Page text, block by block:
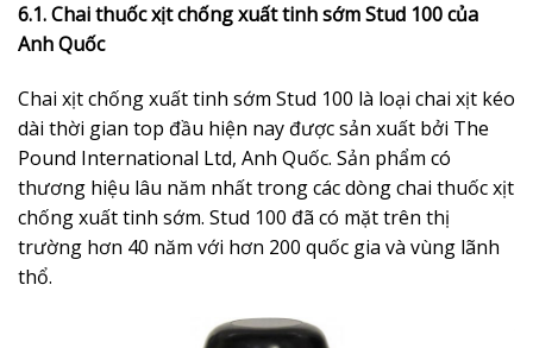
6.1. Chai thuốc xịt chống xuất tinh sớm Stud 100 của
Anh Quốc
Chai xịt chống xuất tinh sớm Stud 100 là loại chai xịt kéo
dài thời gian top đầu hiện nay được sản xuất bởi The
Pound International Ltd, Anh Quốc. Sản phẩm có
thương hiệu lâu năm nhất trong các dòng chai thuốc xịt
chống xuất tinh sớm. Stud 100 đã có mặt trên thị
trường hơn 40 năm với hơn 200 quốc gia và vùng lãnh
thổ.